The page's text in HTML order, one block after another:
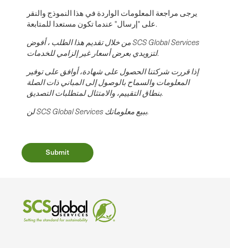
يرجى مراجعة المعلومات الواردة في هذا النموذج والنقر
على "إرسال" عندما تكون مستعدا للمتابعة.
من خلال تقديم هذا الطلب ، أفوض SCS Global Services
لتزويدي بعرض أسعار غير إلزامي للخدمات.
إذا قررت شركتنا الحصول على شهادة، أوافق على توفير
المعلومات والسماح بالوصول إلى المباني ذات الصلة
بنطاق التقييم، والامتثال لمتطلبات التصديق.
لن SCS Global Services ببيع معلوماتك.